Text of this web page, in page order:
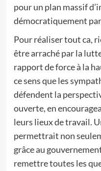
pour un plan massif
démocratiquement
Pour réaliser tout ca,
être arraché par la
rapport de force à la
ce sens que les
défendent la
ouverte, en
leurs lieux de travail.
permettrait non
grâce au
remettre toutes les